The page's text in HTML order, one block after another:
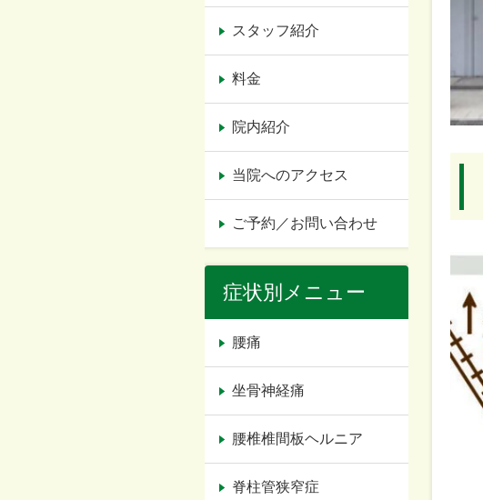
スタッフ紹介
料金
院内紹介
当院へのアクセス
ご予約／お問い合わせ
症状別メニュー
腰痛
坐骨神経痛
腰椎椎間板ヘルニア
脊柱管狭窄症